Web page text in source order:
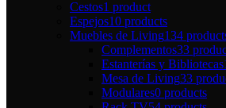
Cestos1 product
Espejos10 products
Muebles de Living134
Complementos33
Estanterías y Bibliotecas
Mesa de Living33
Modulares0 products